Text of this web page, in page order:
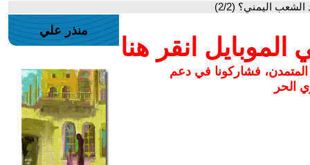
اليمني؟ (2/2)
انقر هنا
المتمدن، فشاركونا في دعم
الحر
منذر علي